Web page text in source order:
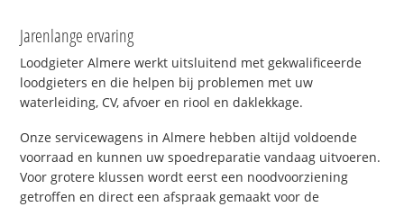
Jarenlange ervaring
Loodgieter Almere werkt uitsluitend met gekwalificeerde
loodgieters en die helpen bij problemen met uw
waterleiding, CV, afvoer en riool en daklekkage.
Onze servicewagens in Almere hebben altijd voldoende
voorraad en kunnen uw spoedreparatie vandaag uitvoeren.
Voor grotere klussen wordt eerst een noodvoorziening
getroffen en direct een afspraak gemaakt voor de